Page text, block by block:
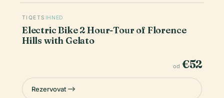
TIQETS IHNED
Electric Bike 2 Hour-Tour of Florence
Hills with Gelato
od €52
Rezervovat